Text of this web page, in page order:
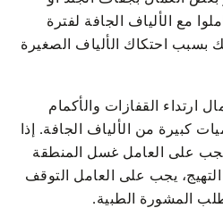
مع الألياف الجافة لفترة
بسبب احتكاك الألياف الصغيرة
ارتداء القفازات والأكمام
كبيرة من الألياف الجافة. إذا
يجب على العامل غسل المنطقة
يجب على العامل التوقف
المشورة الطبية.